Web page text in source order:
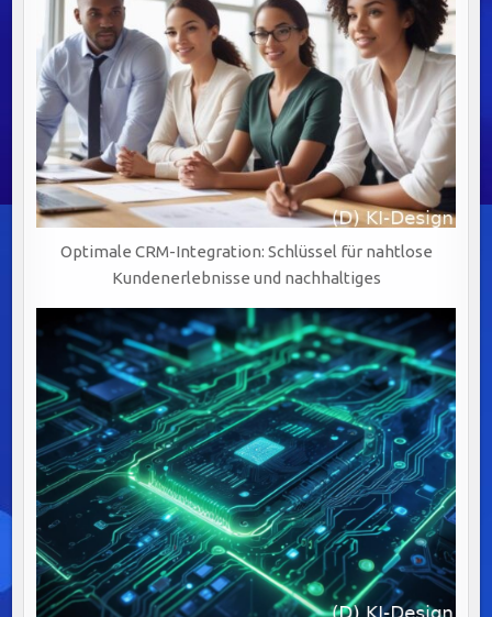
Optimale CRM-Integration: Schlüssel für nahtlose
Kundenerlebnisse und nachhaltiges